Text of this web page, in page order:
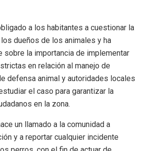
a los habitantes a cuestionar la
dueños de los animales y ha
sobre la importancia de implementar
en relación al manejo de
defensa animal y autoridades locales
el caso para garantizar la
en la zona.
un llamado a la comunidad a
y a reportar cualquier incidente